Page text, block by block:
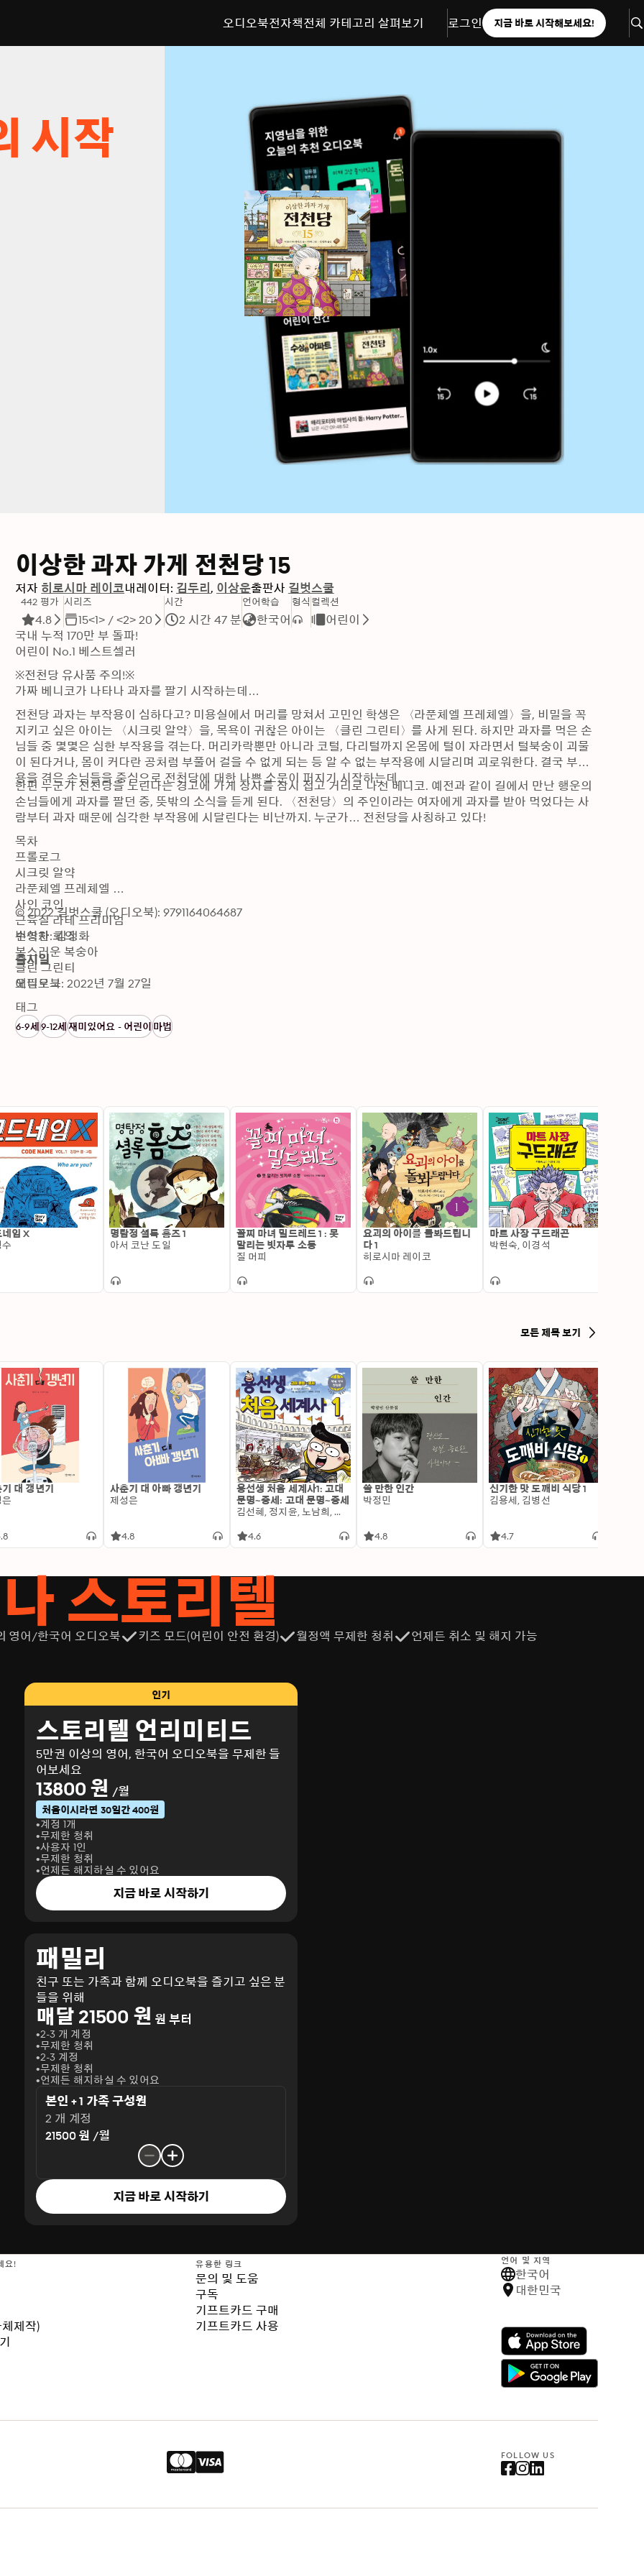
오디오북전자책전체 카테고리 살펴보기 로그인 지금 바로 시작해보세요!
시작
이상한 과자 가게 전천당 15
저자 히로시마 레이코내레이터: 김두리 이상운출판사 길벗스쿨
442 평가
4.8
시리즈
15<1> / <2> 20
시간
2 시간 47 분
언어학습
한국어
형식 컬렉션
어린이
국내 누적 170만 부 돌파!
어린이 No.1 베스트셀러
※전천당 유사품 주의!※
가짜 베니코가 나타나 과자를 팔기 시작하는데…
전천당 과자는 부작용이 심하다고? 미용실에서 머리를 망쳐서 고민인 학생은 〈라푼체엘 프레체엘〉을, 비밀을 꼭
지키고 싶은 아이는 〈시크릿 알약〉을, 목욕이 귀찮은 아이는 〈클린 그린티〉를 사게 된다. 하지만 과자를 먹은 손
님들 중 몇몇은 심한 부작용을 겪는다. 머리카락뿐만 아니라 코털, 다리털까지 온몸에 털이 자라면서 털북숭이 괴물
이 된다거나, 몸이 커다란 공처럼 부풀어 걸을 수 없게 되는 등 알 수 없는 부작용에 시달리며 괴로워한다. 결국 부작
용을 겪은 손님들을 중심으로 전천당에 대한 나쁜 소문이 퍼지기 시작하는데….
한편 누군가 전천당을 노린다는 경고에 가게 장사를 잠시 접고 거리로 나선 베니코. 예전과 같이 길에서 만난 행운의
손님들에게 과자를 팔던 중, 뜻밖의 소식을 듣게 된다. 〈전천당〉의 주인이라는 여자에게 과자를 받아 먹었다는 사
람부터 과자 때문에 심각한 부작용에 시달린다는 비난까지. 누군가… 전천당을 사칭하고 있다!
목차
프롤로그
시크릿 알약
라푼체엘 프레체엘
사인 코인
근육질 라테 프리미엄
수상한 회의
복스러운 복숭아
클린 그린티
에필로그
© 2022 길벗스쿨 (오디오북): 9791164064687
번역자: 김정화
출시일
오디오북: 2022년 7월 27일
태그
6-9세9-12세재미있어요 - 어린이마법
네임 X
명탐정 셜록 홈즈 1
아서 코난 도일
꼴찌 마녀 밀드레드 1 : 못
말리는 빗자루 소동
질 머피
요괴의 아이를 돌봐드립니
다 1
히로시마 레이코
마트 사장 구드래곤
박현숙, 이경석
모든 제목 보기
대 갱년기
사춘기 대 아빠 갱년기
제성은
4.8
용선생 처음 세계사1: 고대
문명~중세: 고대 문명~중세
김선혜, 정지윤, 노남희, 뭉선생, 윤효식, 이우일, 김선빈, 사회평론 역사연구소
4.6
쓸 만한 인간
박정민
4.8
신기한 맛 도깨비 식당 1
김용세, 김병선
4.7
스토리텔
영어/한국어 오디오북 키즈 모드(어린이 안전 환경) 월정액 무제한 청취 언제든 취소 및 해지 가능
인기
스토리텔 언리미티드
5만권 이상의 영어, 한국어 오디오북을 무제한 들
어보세요
13800 원 /월
처음이시라면 30일간 400원
계정 1개
무제한 청취
사용자 1인
무제한 청취
언제든 해지하실 수 있어요
지금 바로 시작하기
패밀리
친구 또는 가족과 함께 오디오북을 즐기고 싶은 분
들을 위해
매달 21500 원 원 부터
2-3 개 계정
무제한 청취
2-3 계정
무제한 청취
언제든 해지하실 수 있어요
본인 + 1 가족 구성원
2 개 계정
21500 원 /월
지금 바로 시작하기
요!
제작)
유용한 링크
문의 및 도움
구독
기프트카드 구매
기프트카드 사용
언어 및 지역
한국어
대한민국
FOLLOW US